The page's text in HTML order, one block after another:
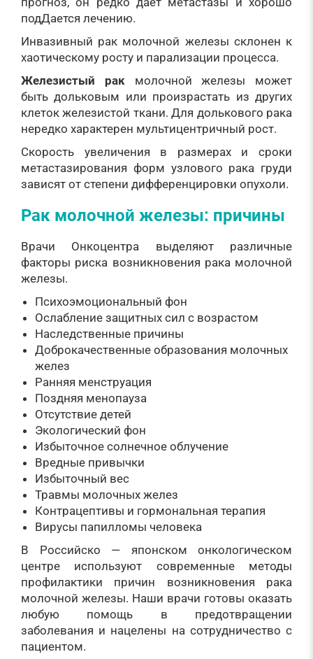
подДается лечению.
Инвазивный рак молочной железы склонен к
хаотическому росту и парализации процесса.
Железистый ракмолочной железы может
быть дольковым или произрастать из других
клеток железистой ткани. Для долькового рака
нередко характерен мультицентричный рост.
Скорость увеличения в размерах и сроки
метастазирования форм узлового рака груди
зависят от степени дифференцировки опухоли.
Рак молочной железы: причины
Врачи Онкоцентра выделяют различные
факторы риска возникновения рака молочной
железы.
Психоэмоциональный фон
Ослабление защитных сил с возрастом
Наследственные причины
Доброкачественные образования молочных
желез
Ранняя менструация
Поздняя менопауза
Отсутствие детей
Экологический фон
Избыточное солнечное облучение
Вредные привычки
Избыточный вес
Травмы молочных желез
Контрацептивы и гормональная терапия
Вирусы папилломы человека
В Российско — японском онкологическом
центре используют современные методы
профилактики причин возникновения рака
молочной железы. Наши врачи готовы оказать
любую помощь в предотвращении
заболевания и нацелены на сотрудничество с
пациентом.